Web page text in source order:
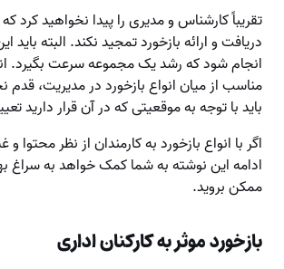
تقریباً کارشناس و مدیری را پیدا نخواهید کرد
دریافت و ارائه بازخورد تمجید نکند. البته باید
انجام شود که رشد یک مجموعه سرعت بگیرد.
مناسب از میان انواع بازخورد در مدیریت،
باید با توجه به موقعیتی که در آن قرار دارید
اگر با انواع بازخورد به کارمندان از نظر محتوا و
ادامه این نوشته به شما کمک خواهد به سراغ
ممکن بروید.
بازخورد موثر به کارکنان اداری